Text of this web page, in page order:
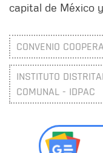
capital de México
CONVENIO
INSTITUTO
COMUNAL - IDPAC